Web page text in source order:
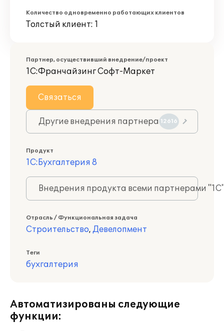
Количество одновременно работающих клиентов
Толстый клиент: 1
Партнер, осуществивший внедрение/проект
1С:Франчайзинг Софт-Маркет
Связаться
Другие внедрения партнера 12616
Продукт
1С:Бухгалтерия 8
Внедрения продукта всеми партнерами
Отрасль / Функциональная задача
Строительство, Девелопмент
Теги
бухгалтерия
Автоматизированы следующие
функции: